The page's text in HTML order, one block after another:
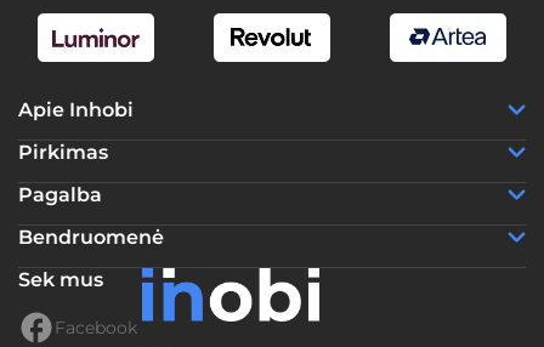
Apie Inhobi
Pirkimas
Pagalba
Bendruomenė
Sek mus
Facebook